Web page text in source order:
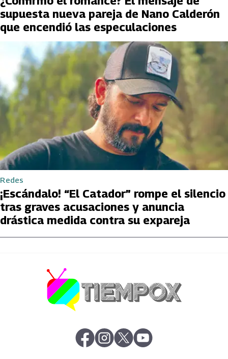
supuesta nueva pareja de Nano Calderón
que encendió las especulaciones
Redes
¡Escándalo! “El Catador” rompe el silencio
tras graves acusaciones y anuncia
drástica medida contra su expareja
abre en nueva pestaña
abre en nueva pestaña
abre en nueva pestaña